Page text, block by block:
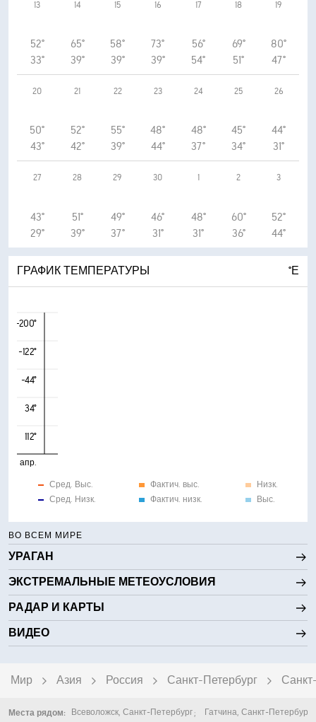
13
52°
33°
14
65°
39°
15
58°
39°
16
73°
39°
17
56°
54°
18
69°
51°
19
80°
47°
20
50°
43°
21
52°
42°
22
55°
39°
23
48°
44°
24
48°
37°
25
45°
34°
26
44°
31°
27
43°
29°
28
51°
39°
29
49°
37°
30
46°
31°
1
48°
31°
2
60°
36°
3
52°
44°
ГРАФИК ТЕМПЕРАТУРЫ °Е
-200°
-122°
-44°
34°
112°
апр.
Сред. Выс.
Сред. Низк.
Фактич. выс.
Фактич. низк.
Низк.
Выс.
ВО ВСЕМ МИРЕ
УРАГАН
ЭКСТРЕМАЛЬНЫЕ МЕТЕОУСЛОВИЯ
РАДАР И КАРТЫ
ВИДЕО
Мир Азия Россия Санкт-Петербург
Места рядом: Всеволожск, Санкт-Петербург Гатчина, Санкт-Петербург